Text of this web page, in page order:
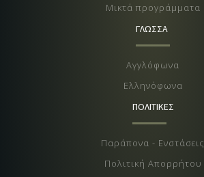
Μικτά προγράμματα
ΓΛΩΣΣΑ
Αγγλόφωνα
Ελληνόφωνα
ΠΟΛΙΤΙΚΕΣ
Παράπονα - Ενστάσεις
Πολιτική Απορρήτου